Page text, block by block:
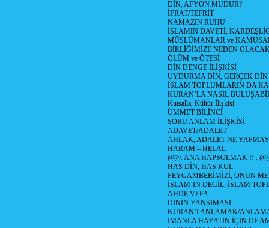
DİN, AFYON MUDUR?
İFRAT/TEFRİT
NAMAZIN RUHU
İSLAMIN DAVETİ,
MÜSLÜMANLAR ve
BİRLİĞİMİZE NEDEN
ÖLÜM ve ÖTESİ
DİN DENGE İLİŞKİSİ
UYDURMA DİN, GERÇEK DİN
İSLAM TOPLUMLARIN DA
KURAN’LA NASIL
Kutsalla, Kültür İlişkisi
ÜMMET BİLİNCİ
SORU ANLAM İLİŞKİSİ
ADAVET/ADALET
AHLAK, ADALET NE
HARAM – HELAL
@@. ANA HAPSOLMAK !! .
HAS DİN, HAS KUL
PEYGAMBERİMİZİ, ONUN
İSLAM’IN DEGİL, İSLAM
AHDE VEFA
DİNİN YANSIMASI
KURAN’I ANLAMAK/
İMANLA HAYATIN İÇİN DE